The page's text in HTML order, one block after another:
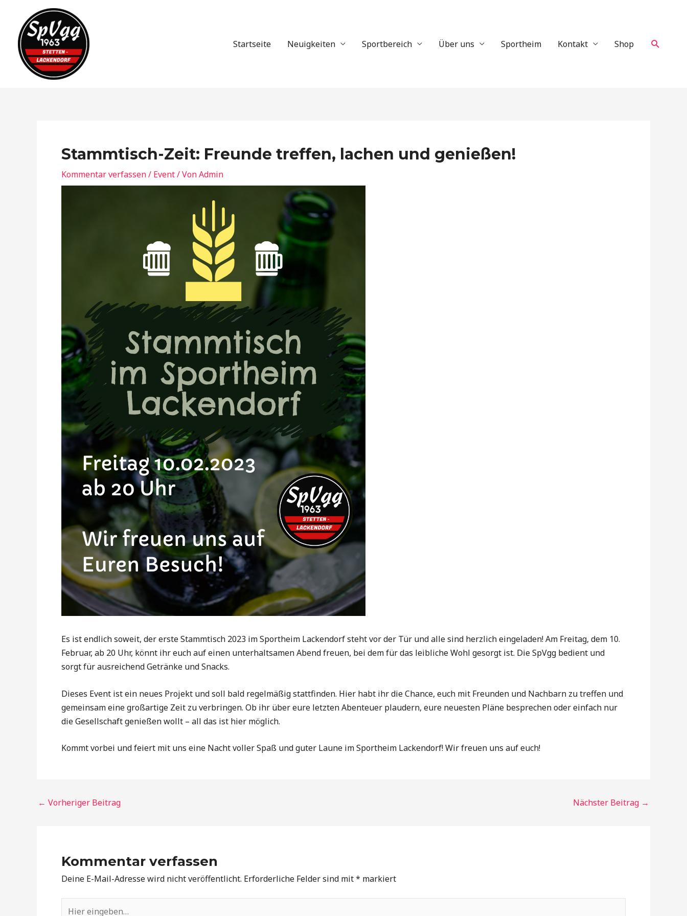
springen
Startseite
Neuigkeiten Sportbereich Über uns Sportheim Kontakt Shop
Stammtisch-Zeit: Freunde treffen, lachen und genießen!
Kommentar verfassen/ Event/ VonAdmin
Es ist endlich soweit, der erste Stammtisch 2023 im Sportheim Lackendorf steht vor der Tür und alle sind herzlich eingeladen! Am Freitag, dem 10.
Februar, ab 20 Uhr, könnt ihr euch auf einen unterhaltsamen Abend freuen, bei dem für das leibliche Wohl gesorgt ist. Die SpVgg bedient und
sorgt für ausreichend Getränke und Snacks.
Dieses Event ist ein neues Projekt und soll bald regelmäßig stattfinden. Hier habt ihr die Chance, euch mit Freunden und Nachbarn zu treffen und
gemeinsam eine großartige Zeit zu verbringen. Ob ihr über eure letzten Abenteuer plaudern, eure neuesten Pläne besprechen oder einfach nur
die Gesellschaft genießen wollt – all das ist hier möglich.
Kommt vorbei und feiert mit uns eine Nacht voller Spaß und guter Laune im Sportheim Lackendorf! Wir freuen uns auf euch!
← Vorheriger Beitrag Nächster Beitrag →
Kommentar verfassen
Deine E-Mail-Adresse wird nicht veröffentlicht. Erforderliche Felder sind mit* markiert